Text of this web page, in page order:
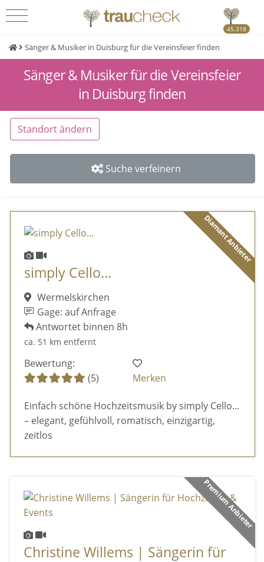
45.318
Sänger & Musiker in Duisburg für die Vereinsfeier finden
Sänger & Musiker für die Vereinsfeier
in Duisburg finden
Standort ändern
Suche verfeinern
Diamant Anbieter
simply Cello...
Wermelskirchen
Gage: auf Anfrage
Antwortet binnen 8h
ca. 51 km entfernt
Bewertung:
(5)
Merken
Einfach schöne Hochzeitsmusik by simply Cello...
– elegant, gefühlvoll, romatisch, einzigartig,
zeitlos
Premium Anbieter
Christine Willems | Sängerin für